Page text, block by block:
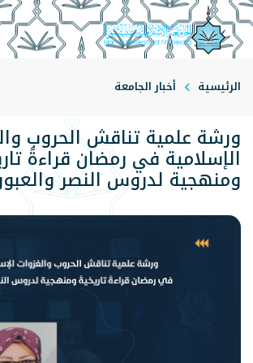
الرئيسية أخبار الجامعة
ورشة علمية تناقش الحروب
الإسلامية في رمضان قراءةً
ومنهجية لدروس النصر